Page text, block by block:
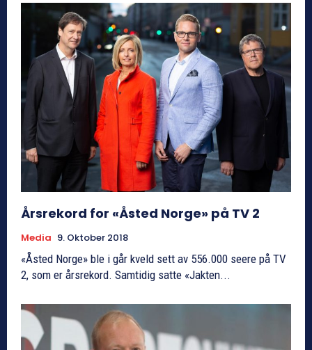
Årsrekord for «Åsted Norge» på TV 2
Media 9. Oktober 2018
«Åsted Norge» ble i går kveld sett av 556.000 seere på TV
2, som er årsrekord. Samtidig satte «Jakten...